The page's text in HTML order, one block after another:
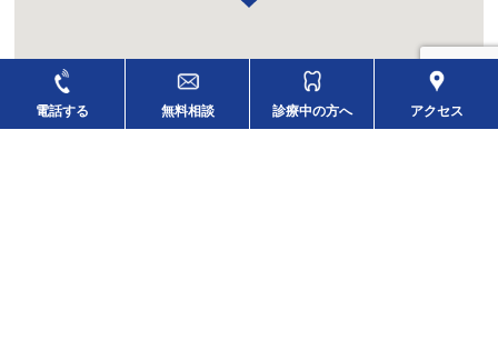
電話する 無料相談 診療中の方へ アクセス